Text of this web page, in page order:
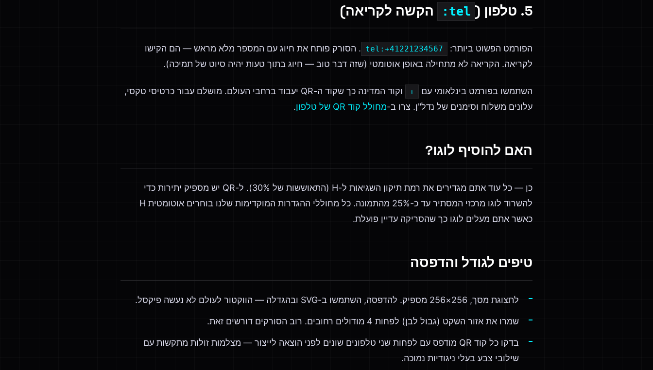
5. טלפון ( tel: הקשה לקריאה)
הפורמט הפשוט ביותר: tel:+41221234567 . הסורק פותח את חיוג עם המספר מלא מראש — הם הקישו
לקריאה. הקריאה לא מתחילה באופן אוטומטי (שזה דבר טוב — חיוג בתוך טעות יהיה סיוט של תמיכה).
השתמשו בפורמט בינלאומי עם +
וקוד המדינה כך שקוד ה-QR יעבוד ברחבי העולם. מושלם עבור כרטיסי טקסי,
עלונים משלוח וסימנים של נדל"ן. צרו ב-מחולל קוד QR של טלפון .
האם להוסיף לוגו?
כן — כל עוד אתם מגדירים את רמת תיקון השגיאות ל-H (התאוששות של 30%). ל-QR יש מספיק יתירות כדי
להשרוד לוגו מרכזי המסתיר עד כ-25% מהתמונה. כל מחוללי ההגדרות המוקדימות שלנו בוחרים אוטומטית H
כאשר אתם מעלים לוגו כך שהסריקה עדיין פועלת.
טיפים לגודל והדפסה
לתצוגת מסך, 256×256 מספיק. להדפסה, השתמשו ב-SVG ובהגדלה — הווקטור לעולם לא נעשה פיקסל.
שמרו את אזור השקט (גבול לבן) לפחות 4 מודולים רחובים. רוב הסורקים דורשים זאת.
בדקו כל קוד QR מודפס עם לפחות שני טלפונים שונים לפני הוצאה לייצור — מצלמות זולות מתקשות עם
שילובי צבע בעלי ניגודיות נמוכה.